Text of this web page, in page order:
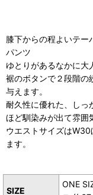
膝下からの程よいテー
パンツ
ゆとりがあるなかに大
裾のボタンで２段階の
与えます。
耐久性に優れた、しっ
ほど馴染みが出て雰囲
ウエストサイズは
ます。
SIZE
ONE